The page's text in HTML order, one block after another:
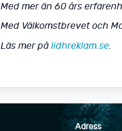
Med mer än 60 års
Med Välkomstbrevet och
Läs mer på lidhreklam.se.
Adress